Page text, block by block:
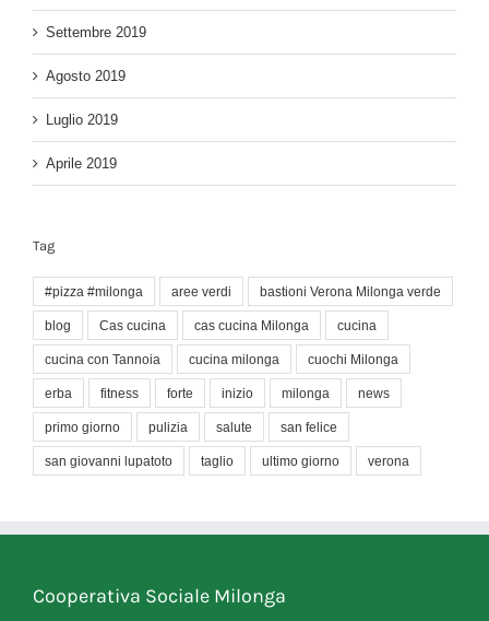
Settembre 2019
Agosto 2019
Luglio 2019
Aprile 2019
Tag
#pizza #milonga aree verdi bastioni Verona Milonga verde
blog Cas cucina cas cucina Milonga cucina
cucina con Tannoia cucina milonga cuochi Milonga
erba fitness forte inizio milonga news
primo giorno pulizia salute san felice
san giovanni lupatoto taglio ultimo giorno verona
Cooperativa Sociale Milonga